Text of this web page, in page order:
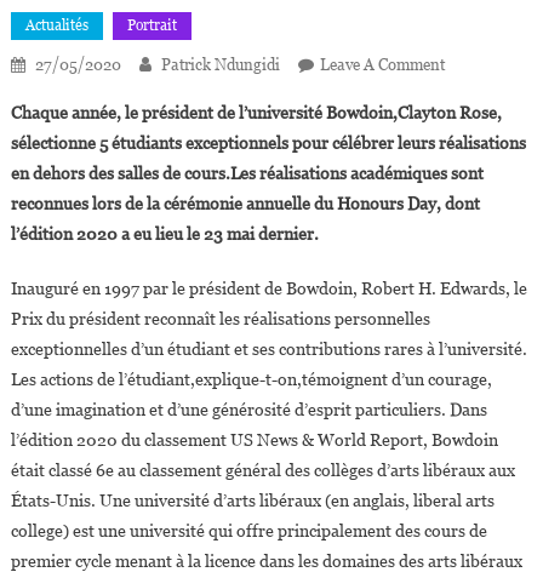
Actualités Portrait
27/05/2020 Patrick Ndungidi Leave A CommentOn
Isaac
Ntumba
Kabiuka
Lauréat
Du
De
Chaque année, le président de l’université Bowdoin,Clayton Rose,
sélectionne 5 étudiants exceptionnels pour célébrer leurs réalisations
en dehors des salles de cours.Les réalisations académiques sont
reconnues lors de la cérémonie annuelle du Honours Day, dont
l’édition 2020 a eu lieu le 23 mai dernier.
Inauguré en 1997 par le président de Bowdoin, Robert H. Edwards, le
Prix du président reconnaît les réalisations personnelles
exceptionnelles d’un étudiant et ses contributions rares à l’université.
Les actions de l’étudiant,explique-t-on,témoignent d’un courage,
d’une imagination et d’une générosité d’esprit particuliers. Dans
l’édition 2020 du classement US News & World Report, Bowdoin
était classé 6e au classement général des collèges d’arts libéraux aux
États-Unis. Une université d’arts libéraux (en anglais, liberal arts
college) est une université qui offre principalement des cours de
premier cycle menant à la licence dans les domaines des arts libéraux